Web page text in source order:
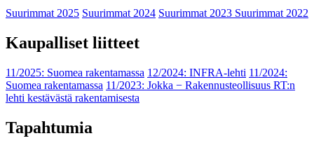
Suurimmat 2025 Suurimmat 2024 Suurimmat 2023 Suurimmat 2022
Kaupalliset liitteet
11/2025: Suomea rakentamassa 12/2024: INFRA-lehti 11/2024:
Suomea rakentamassa 11/2023: Jokka − Rakennusteollisuus RT:n
lehti kestävästä rakentamisesta
Tapahtumia